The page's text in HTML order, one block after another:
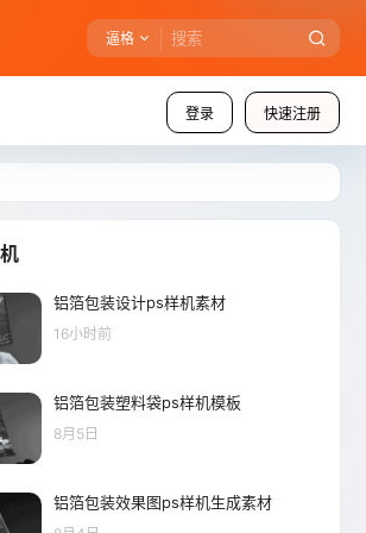
逼格
登录 快速注册
铝箔包装设计ps样机素材
16小时前
铝箔包装塑料袋ps样机模板
8月5日
铝箔包装效果图ps样机生成素材